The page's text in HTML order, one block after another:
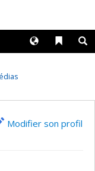
Liens
Langues
Modifier son profil